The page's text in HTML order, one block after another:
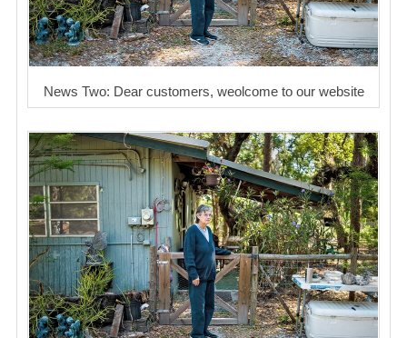
News Two: Dear customers, weolcome to our website